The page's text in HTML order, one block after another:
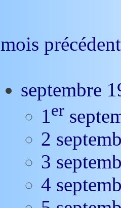
mois précédent
septembre
1er
2
3
4